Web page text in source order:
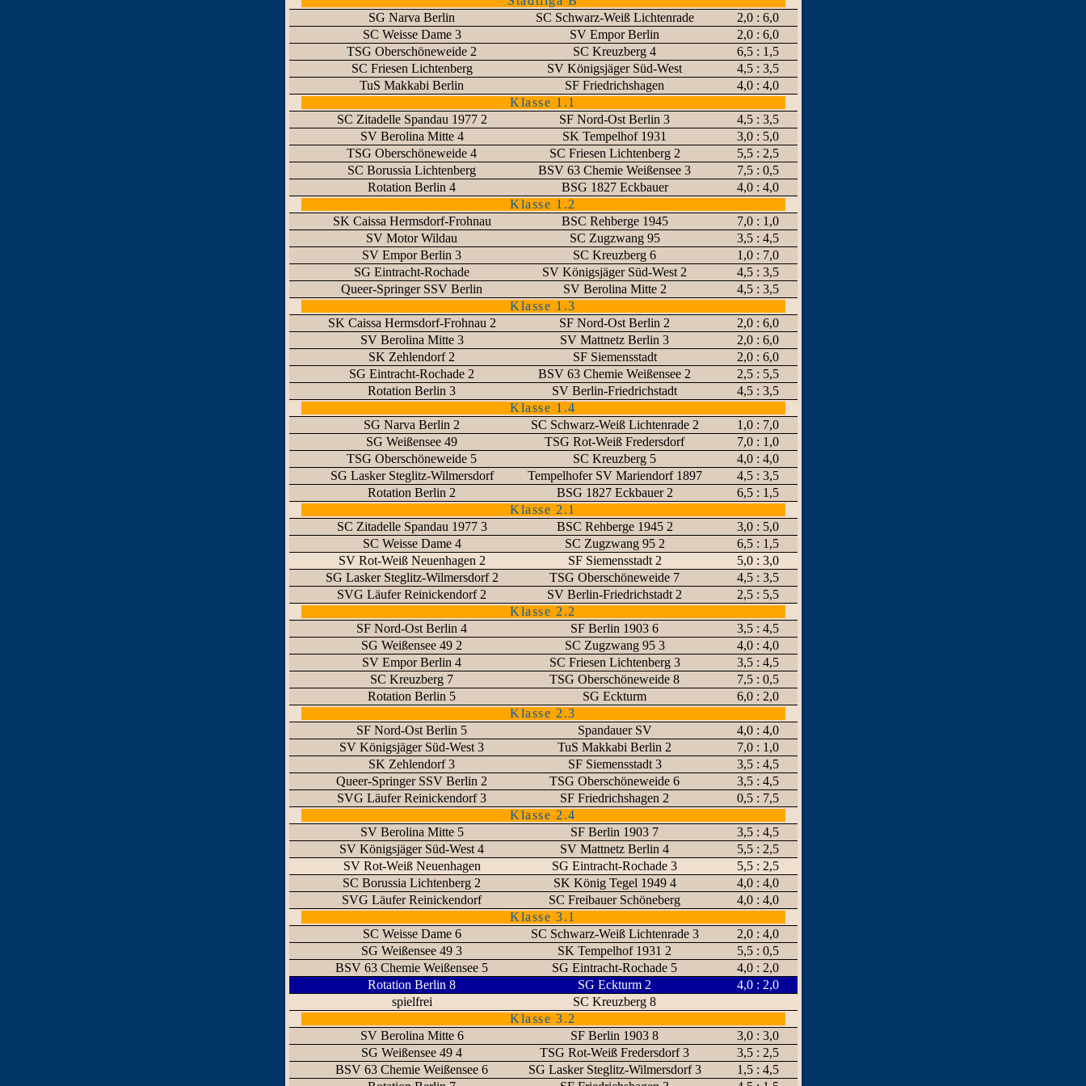
SG Narva Berlin
SC Schwarz-Weiß Lichtenrade
2,0 : 6,0
SC Weisse Dame 3
SV Empor Berlin
2,0 : 6,0
TSG Oberschöneweide 2
SC Kreuzberg 4
6,5 : 1,5
SC Friesen Lichtenberg
SV Königsjäger Süd-West
4,5 : 3,5
TuS Makkabi Berlin
SF Friedrichshagen
4,0 : 4,0
Klasse 1.1
SC Zitadelle Spandau 1977 2
SF Nord-Ost Berlin 3
4,5 : 3,5
SV Berolina Mitte 4
SK Tempelhof 1931
3,0 : 5,0
TSG Oberschöneweide 4
SC Friesen Lichtenberg 2
5,5 : 2,5
SC Borussia Lichtenberg
BSV 63 Chemie Weißensee 3
7,5 : 0,5
Rotation Berlin 4
BSG 1827 Eckbauer
4,0 : 4,0
Klasse 1.2
SK Caissa Hermsdorf-Frohnau
BSC Rehberge 1945
7,0 : 1,0
SV Motor Wildau
SC Zugzwang 95
3,5 : 4,5
SV Empor Berlin 3
SC Kreuzberg 6
1,0 : 7,0
SG Eintracht-Rochade
SV Königsjäger Süd-West 2
4,5 : 3,5
Queer-Springer SSV Berlin
SV Berolina Mitte 2
4,5 : 3,5
Klasse 1.3
SK Caissa Hermsdorf-Frohnau 2
SF Nord-Ost Berlin 2
2,0 : 6,0
SV Berolina Mitte 3
SV Mattnetz Berlin 3
2,0 : 6,0
SK Zehlendorf 2
SF Siemensstadt
2,0 : 6,0
SG Eintracht-Rochade 2
BSV 63 Chemie Weißensee 2
2,5 : 5,5
Rotation Berlin 3
SV Berlin-Friedrichstadt
4,5 : 3,5
Klasse 1.4
SG Narva Berlin 2
SC Schwarz-Weiß Lichtenrade 2
1,0 : 7,0
SG Weißensee 49
TSG Rot-Weiß Fredersdorf
7,0 : 1,0
TSG Oberschöneweide 5
SC Kreuzberg 5
4,0 : 4,0
SG Lasker Steglitz-Wilmersdorf
Tempelhofer SV Mariendorf 1897
4,5 : 3,5
Rotation Berlin 2
BSG 1827 Eckbauer 2
6,5 : 1,5
Klasse 2.1
SC Zitadelle Spandau 1977 3
BSC Rehberge 1945 2
3,0 : 5,0
SC Weisse Dame 4
SC Zugzwang 95 2
6,5 : 1,5
SV Rot-Weiß Neuenhagen 2
SF Siemensstadt 2
5,0 : 3,0
SG Lasker Steglitz-Wilmersdorf 2
TSG Oberschöneweide 7
4,5 : 3,5
SVG Läufer Reinickendorf 2
SV Berlin-Friedrichstadt 2
2,5 : 5,5
Klasse 2.2
SF Nord-Ost Berlin 4
SF Berlin 1903 6
3,5 : 4,5
SG Weißensee 49 2
SC Zugzwang 95 3
4,0 : 4,0
SV Empor Berlin 4
SC Friesen Lichtenberg 3
3,5 : 4,5
SC Kreuzberg 7
TSG Oberschöneweide 8
7,5 : 0,5
Rotation Berlin 5
SG Eckturm
6,0 : 2,0
Klasse 2.3
SF Nord-Ost Berlin 5
Spandauer SV
4,0 : 4,0
SV Königsjäger Süd-West 3
TuS Makkabi Berlin 2
7,0 : 1,0
SK Zehlendorf 3
SF Siemensstadt 3
3,5 : 4,5
Queer-Springer SSV Berlin 2
TSG Oberschöneweide 6
3,5 : 4,5
SVG Läufer Reinickendorf 3
SF Friedrichshagen 2
0,5 : 7,5
Klasse 2.4
SV Berolina Mitte 5
SF Berlin 1903 7
3,5 : 4,5
SV Königsjäger Süd-West 4
SV Mattnetz Berlin 4
5,5 : 2,5
SV Rot-Weiß Neuenhagen
SG Eintracht-Rochade 3
5,5 : 2,5
SC Borussia Lichtenberg 2
SK König Tegel 1949 4
4,0 : 4,0
SVG Läufer Reinickendorf
SC Freibauer Schöneberg
4,0 : 4,0
Klasse 3.1
SC Weisse Dame 6
SC Schwarz-Weiß Lichtenrade 3
2,0 : 4,0
SG Weißensee 49 3
SK Tempelhof 1931 2
5,5 : 0,5
BSV 63 Chemie Weißensee 5
SG Eintracht-Rochade 5
4,0 : 2,0
Rotation Berlin 8
SG Eckturm 2
4,0 : 2,0
spielfrei
SC Kreuzberg 8
Klasse 3.2
SV Berolina Mitte 6
SF Berlin 1903 8
3,0 : 3,0
SG Weißensee 49 4
TSG Rot-Weiß Fredersdorf 3
3,5 : 2,5
BSV 63 Chemie Weißensee 6
SG Lasker Steglitz-Wilmersdorf 3
1,5 : 4,5